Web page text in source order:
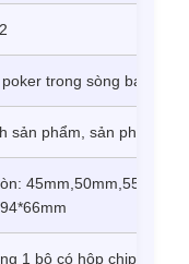
trong sòng bạc
sản phẩm, sản phẩm
45mm,50mm,55mm,
1 bộ có hộp chip hợp